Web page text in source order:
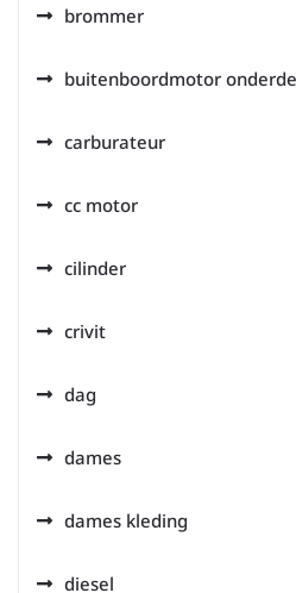
brommer
buitenboordmotor
carburateur
cc motor
cilinder
crivit
dag
dames
dames kleding
diesel